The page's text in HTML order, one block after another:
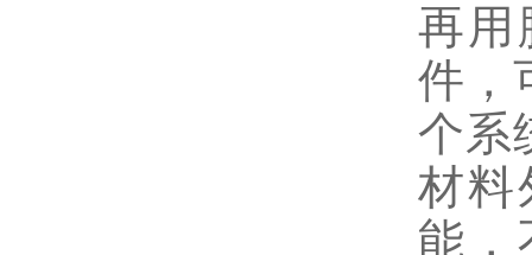
再用
件，
个系
材料
能，